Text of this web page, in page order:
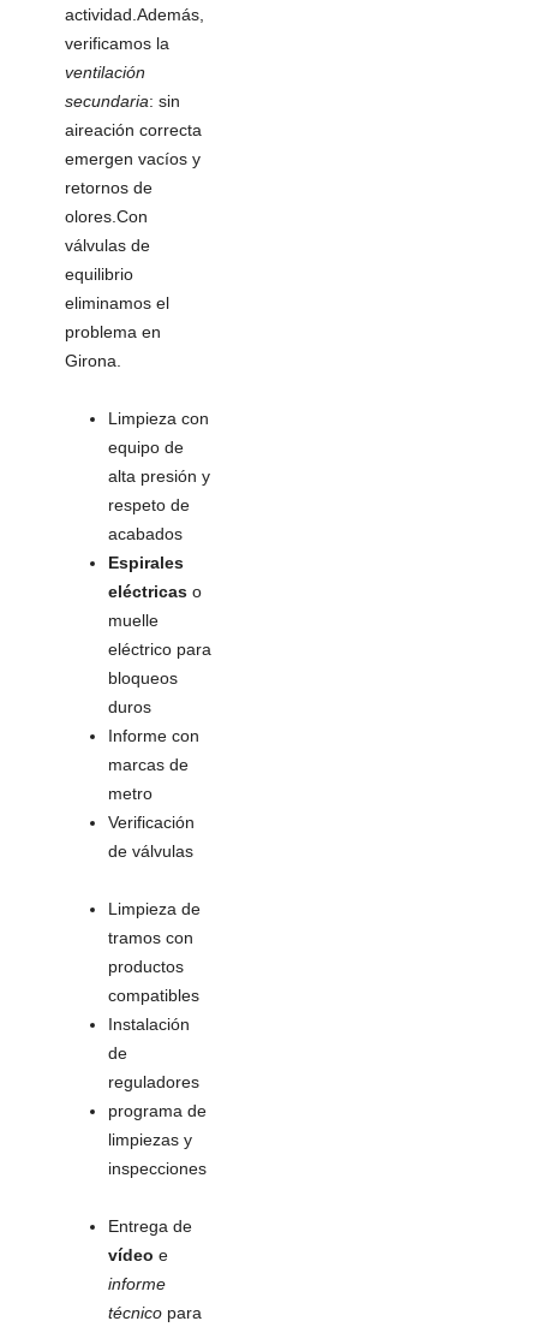
actividad.Además,
verificamos la
ventilación
secundaria: sin
aireación correcta
emergen vacíos y
retornos de
olores.Con
válvulas de
equilibrio
eliminamos el
problema en
Girona.
Limpieza con
equipo de
alta presión y
respeto de
acabados
Espirales
eléctricas o
muelle
eléctrico para
bloqueos
duros
Informe con
marcas de
metro
Verificación
de válvulas
Limpieza de
tramos con
productos
compatibles
Instalación
de
reguladores
programa de
limpiezas y
inspecciones
Entrega de
vídeo e
informe
técnico para